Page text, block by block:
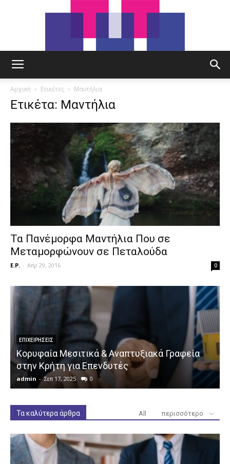
Αρχική Ετικέτες Μαντήλια
Ετικέτα: Μαντήλια
Τα Πανέμορφα Μαντήλια Που σε
Μεταμορφώνουν σε Πεταλούδα
E.P. - Απρ 29, 2016 0
ΕΠΙΧΕΙΡΉΣΕΙΣ
Κορυφαία Μεσιτικά & Αναπτυξιακά Γραφεία
στην Κρήτη για Επενδυτές
admin - Σεπ 17, 2025 0
Τα καλύτερα άρθρα All περισσότερο